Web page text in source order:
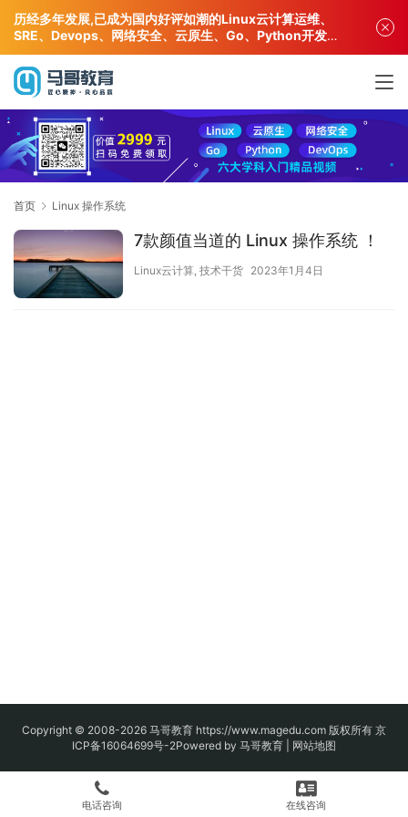
首页 Linux 操作系统
7款颜值当道的 Linux 操作系统 ！
Linux云计算, 技术干货 2023年1月4日
Copyright © 2008-2026 马哥教育 https://www.magedu.com 版权所有 京
ICP备16064699号-2Powered by 马哥教育 | 网站地图
电话咨询 在线咨询
历经多年发展,已成为国内好评如潮的Linux云计算运维、
SRE、Devops、网络安全、云原生、Go、Python开发专
业人才培训机构!